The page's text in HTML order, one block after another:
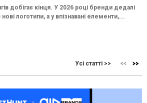
добігає кінця. У 2026 році бренди дедалі
логотипи, а у впізнавані елементи,...
Усі статті >>